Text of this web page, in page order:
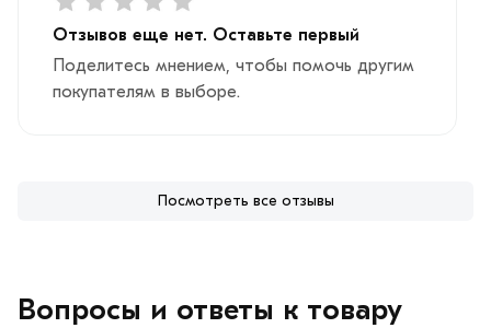
Отзывов еще нет. Оставьте первый
Поделитесь мнением, чтобы помочь другим
покупателям в выборе.
Посмотреть все отзывы
Вопросы и ответы к товару